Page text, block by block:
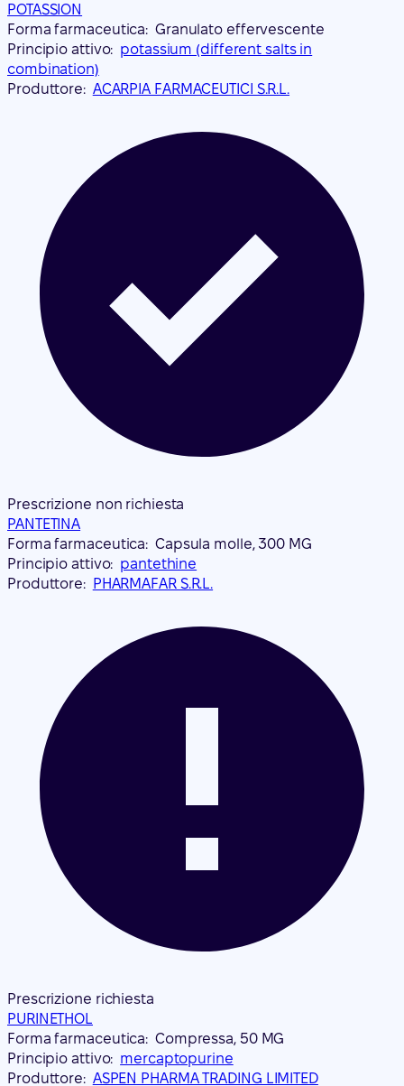
POTASSION
Forma farmaceutica: Granulato effervescente
Principio attivo: potassium (different salts in
combination)
Produttore: ACARPIA FARMACEUTICI S.R.L.
Prescrizione non richiesta
PANTETINA
Forma farmaceutica: Capsula molle, 300 MG
Principio attivo: pantethine
Produttore: PHARMAFAR S.R.L.
Prescrizione richiesta
PURINETHOL
Forma farmaceutica: Compressa, 50 MG
Principio attivo: mercaptopurine
Produttore: ASPEN PHARMA TRADING LIMITED